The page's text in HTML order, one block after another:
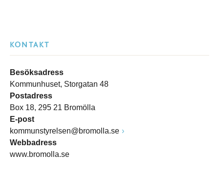
KONTAKT
Besöksadress
Kommunhuset, Storgatan 48
Postadress
Box 18, 295 21 Bromölla
E-post
kommunstyrelsen@bromolla.se
Webbadress
www.bromolla.se